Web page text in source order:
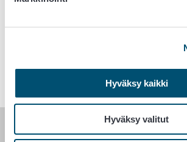
Hyväksy kaikki
Hyväksy valitut
aasia@ruokavirasto.fi
Vienti